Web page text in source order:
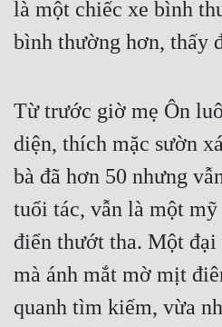
là một chiếc xe bình
bình thường hơn, thấy
Từ trước giờ mẹ Ôn
diện, thích mặc sườn
bà đã hơn 50 nhưng
tuổi tác, vẫn là một mỹ
điển thướt tha. Một
mà ánh mắt mờ mịt
quanh tìm kiếm, vừa